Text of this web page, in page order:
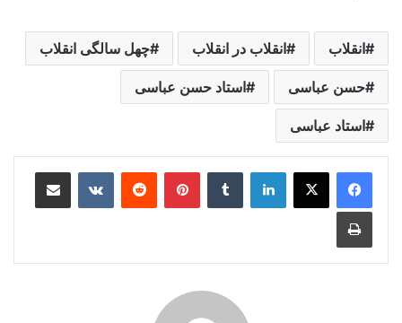
انقلاب انقلاب در انقلاب چهل سالگی انقلاب
حسن عباسی استاد حسن عباسی
استاد عباسی
لینکدین ‫تامبلر ‫پین‌ترست‫رددیت ‫VKontakteاشتراک گذاری از طریق ایمیل
چاپ